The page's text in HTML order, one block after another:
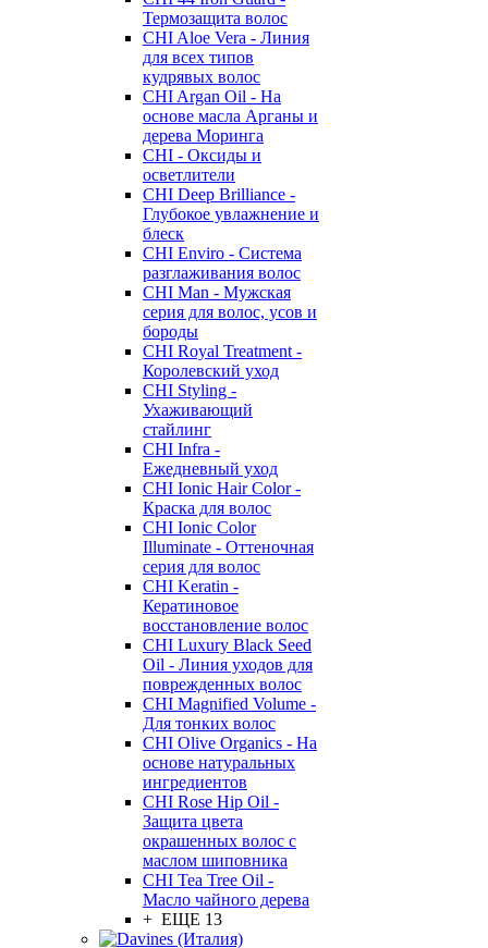
Термозащита волос
CHI Aloe Vera - Линия
для всех типов
кудрявых волос
CHI Argan Oil - На
основе масла Арганы и
дерева Моринга
CHI - Оксиды и
осветлители
CHI Deep Brilliance -
Глубокое увлажнение и
блеск
CHI Enviro - Система
разглаживания волос
CHI Man - Мужская
серия для волос, усов и
бороды
CHI Royal Treatment -
Королевский уход
CHI Styling -
Ухаживающий
стайлинг
CHI Infra -
Ежедневный уход
CHI Ionic Hair Color -
Краска для волос
CHI Ionic Color
Illuminate - Оттеночная
серия для волос
CHI Keratin -
Кератиновое
восстановление волос
CHI Luxury Black Seed
Oil - Линия уходов для
поврежденных волос
CHI Magnified Volume -
Для тонких волос
CHI Olive Organics - На
основе натуральных
ингредиентов
CHI Rose Hip Oil -
Защита цвета
окрашенных волос с
маслом шиповника
CHI Tea Tree Oil -
Масло чайного дерева
+ ЕЩЕ 13